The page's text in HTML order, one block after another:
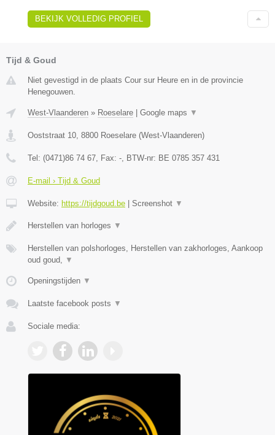
BEKIJK VOLLEDIG PROFIEL
Tijd & Goud
Niet gevestigd in de plaats Cour sur Heure en in de provincie
Henegouwen.
West-Vlaanderen » Roeselare | Google maps ▼
Ooststraat 10 8800 Roeselare (West-Vlaanderen)
Tel: (0471)86 74 67 , Fax: - , BTW-nr: BE 0785 357 431
E-mail › Tijd & Goud
Website: https://tijdgoud.be | Screenshot ▼
Herstellen van horloges ▼
Herstellen van polshorloges, Herstellen van zakhorloges, Aankoop
oud goud,
▼
Openingstijden ▼
Laatste facebook posts ▼
Sociale media: